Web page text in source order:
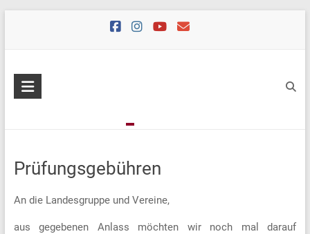
Prüfungsgebühren
An die Landesgruppe und Vereine,
aus gegebenen Anlass möchten wir noch mal darauf